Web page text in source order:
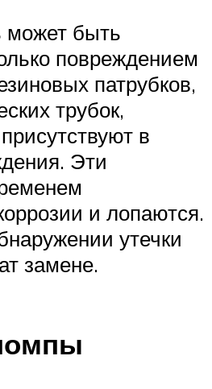
может быть
повреждением
патрубков,
трубок,
в
Эти
и лопаются.
утечки
замене.